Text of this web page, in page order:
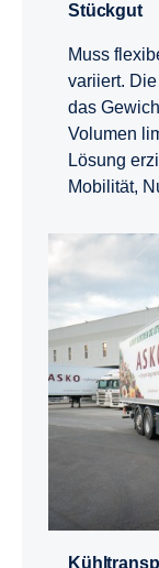
Stückgut
Muss
variiert.
das
Volumen
Lösung
Mobilität,